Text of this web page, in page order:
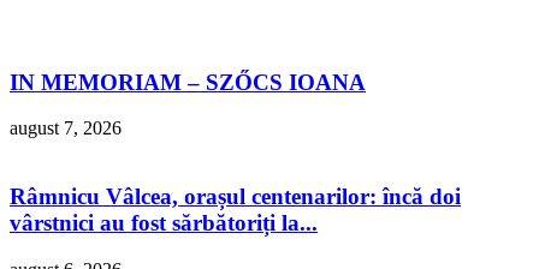
IN MEMORIAM – SZŐCS IOANA
august 7, 2026
Râmnicu Vâlcea, orașul centenarilor: încă doi
vârstnici au fost sărbătoriți la...